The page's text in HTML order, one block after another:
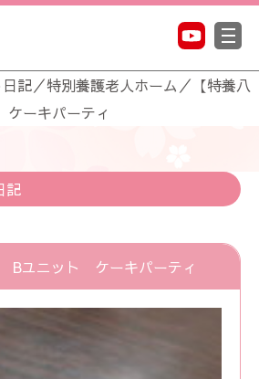
記／特別養護老人ホーム ／ 【特養八
ーキパーティ
記
Bユニット ケーキパーティ